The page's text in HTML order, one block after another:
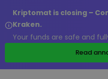
Kriptomat is closing –
Kraken.
Your funds are safe and
Read